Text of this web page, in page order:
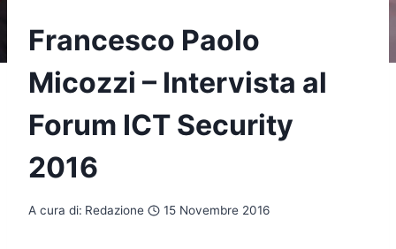
Francesco Paolo
Micozzi – Intervista al
Forum ICT Security
2016
A cura di: Redazione 15 Novembre 2016